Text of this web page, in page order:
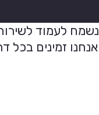
נשמח לעמוד
אנחנו זמינים בכל